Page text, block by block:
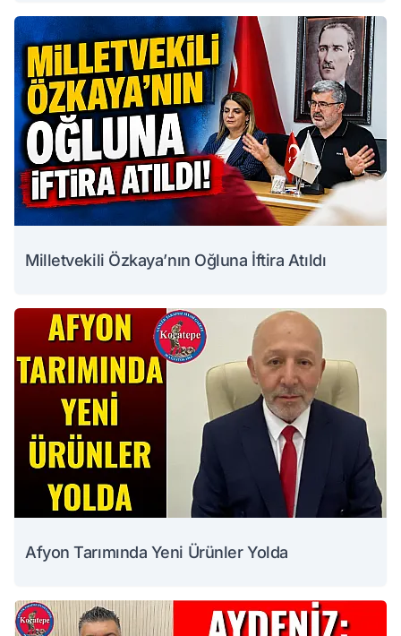
Milletvekili Özkaya’nın Oğluna İftira Atıldı
Afyon Tarımında Yeni Ürünler Yolda